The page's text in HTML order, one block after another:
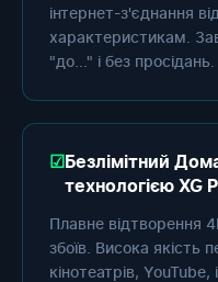
інтернет-з'єднання
характеристикам.
"до..." і без просідань.
Безлімітний
технологією XG
Плавне відтворення
збоїв. Висока якість
кінотеатрів, YouTube,